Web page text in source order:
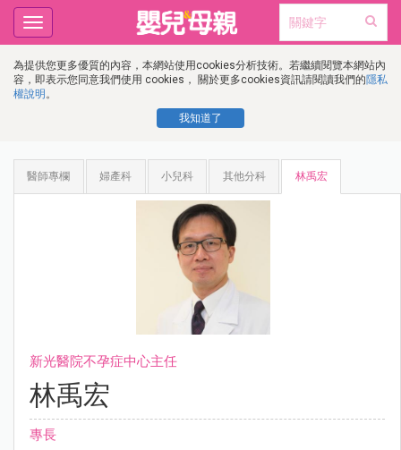
為提供您更多優質的內容，本網站使用cookies分析技術。若繼續閱覽本網站內
容，即表示您同意我們使用 cookies， 關於更多cookies資訊請閱讀我們的隱私
權說明 。
我知道了
Toggle
navigation
醫師專欄 婦產科 小兒科 其他分科 林禹宏
新光醫院不孕症中心主任
林禹宏
專長